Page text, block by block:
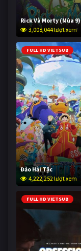
Rick Và Morty (Mùa 9)
3,008,044 lượt xem
FULL HD VIETSUB
Đảo Hải Tặc
4,222,252 lượt xem
FULL HD VIETSUB